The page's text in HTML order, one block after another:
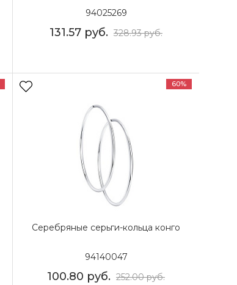
94025269
131.57 руб. 328.93руб.
60%
Серебряные серьги-кольца конго
94140047
100.80 руб. 252.00руб.